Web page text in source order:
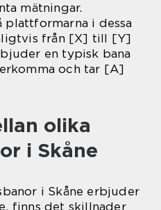
mätningar.
i dessa
från [X] till [Y]
en typisk bana
och tar [A]
olika
i Skåne
i Skåne erbjuder
finns det skillnader